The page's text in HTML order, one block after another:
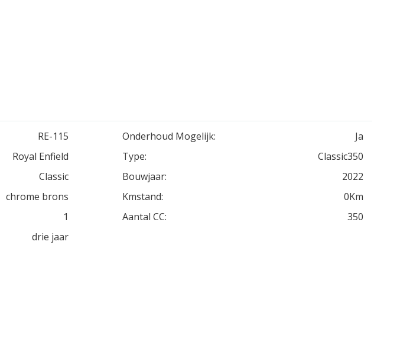
RE-115 Onderhoud Mogelijk:
Ja
Royal Enfield Type:
Classic350
Classic Bouwjaar:
2022
chrome brons Kmstand:
0Km
1 Aantal CC:
350
drie jaar